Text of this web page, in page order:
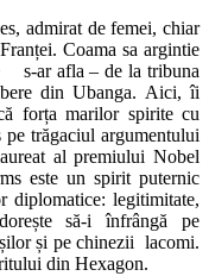
admirat de femei, chiar
Coama sa argintie
s-ar afla – de la tribuna
din Ubanga. Aici, îi
forța marilor spirite cu
pe trăgaciul argumentului
al premiului Nobel
este un spirit puternic
diplomatice: legitimitate,
să-i înfrângă pe
și pe chinezii lacomi.
din Hexagon.